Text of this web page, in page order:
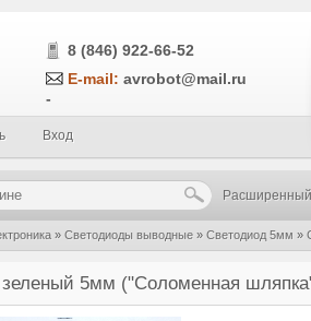
8 (846) 922-66-52
E-mail: avrobot@mail.ru
-
Вход
» Светодиоды выводные » Светодиод 5мм »
5мм ("Соломенная